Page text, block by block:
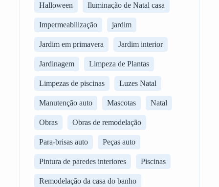
Halloween Iluminação de Natal casa
Impermeabilização jardim
Jardim em primavera Jardim interior
Jardinagem Limpeza de Plantas
Limpezas de piscinas Luzes Natal
Manutenção auto Mascotas Natal
Obras Obras de remodelação
Para-brisas auto Peças auto
Pintura de paredes interiores Piscinas
Remodelação da casa do banho